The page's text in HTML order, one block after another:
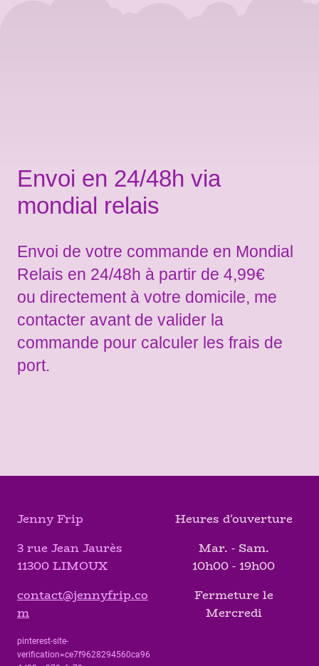
Envoi en 24/48h via
mondial relais
Envoi de votre commande en Mondial
Relais en 24/48h à partir de 4,99€
ou directement à votre domicile, me
contacter avant de valider la
commande pour calculer les frais de
port.
Jenny Frip
3 rue Jean Jaurès
11300 LIMOUX
contact@jennyfrip.co
m
pinterest-site-
verification=ce7f9628294560ca96
Heures d'ouverture
Mar. - Sam.
10h00 - 19h00
Fermeture le
Mercredi